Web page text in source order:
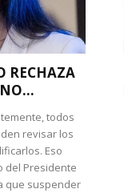
RECHAZA
todos
revisar los
Eso
del Presidente
que suspender